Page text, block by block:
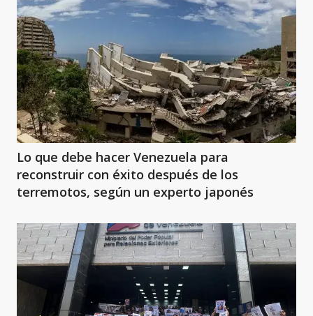
Lo que debe hacer Venezuela para
reconstruir con éxito después de los
terremotos, según un experto japonés